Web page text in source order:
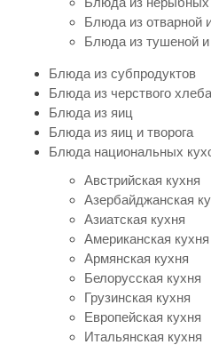
Блюда из отварной
Блюда из тушеной
Блюда из субпродуктов
Блюда из черствого хлеба
Блюда из яиц
Блюда из яиц и творога
Блюда национальных
Австрийская кухня
Азербайджанская
Азиатская кухня
Американская кухня
Армянская кухня
Белорусская кухня
Грузинская кухня
Европейская кухня
Итальянская кухня